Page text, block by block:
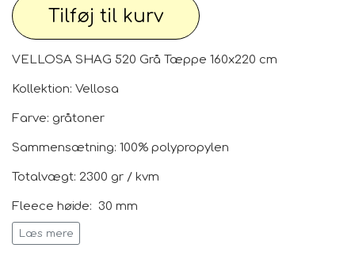
Tilføj til kurv
VELLOSA SHAG 520 Grå Tæppe 160x220 cm
Kollektion: Vellosa
Farve: gråtoner
Sammensætning: 100% polypropylen
Totalvægt: 2300 gr / kvm
Fleece højde: 30 mm
Bund: Jute
Læs mere